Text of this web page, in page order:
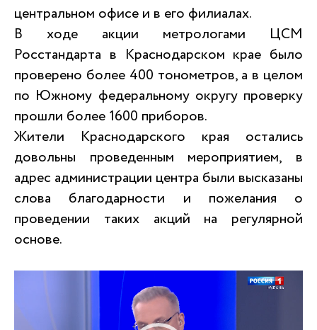
центральном офисе и в его филиалах.
В ходе акции метрологами ЦСМ
Росстандарта в Краснодарском крае было
проверено более 400 тонометров, а в целом
по Южному федеральному округу проверку
прошли более 1600 приборов.
Жители Краснодарского края остались
довольны проведенным мероприятием, в
адрес администрации центра были высказаны
слова благодарности и пожелания о
проведении таких акций на регулярной
основе.